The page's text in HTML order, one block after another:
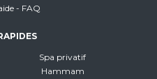
- FAQ
Spa privatif
Hammam